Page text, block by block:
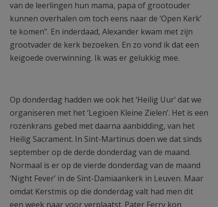
van de leerlingen hun mama, papa of grootouder
kunnen overhalen om toch eens naar de ‘Open Kerk’
te komen”. En inderdaad, Alexander kwam met zijn
grootvader de kerk bezoeken. En zo vond ik dat een
keigoede overwinning. Ik was er gelukkig mee.
Op donderdag hadden we ook het ‘Heilig Uur’ dat we
organiseren met het ‘Legioen Kleine Zielen’. Het is een
rozenkrans gebed met daarna aanbidding, van het
Heilig Sacrament. In Sint-Martinus doen we dat sinds
september op de derde donderdag van de maand.
Normaal is er op de vierde donderdag van de maand
‘Night Fever’ in de Sint-Damiaankerk in Leuven. Maar
omdat Kerstmis op die donderdag valt had men dit
een week naar voor verplaatst. Pater Ferry kon